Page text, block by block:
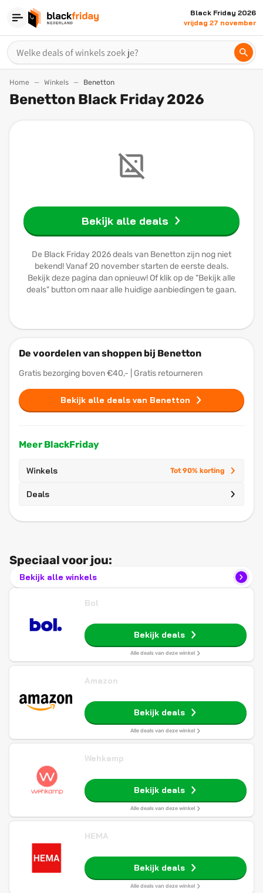
Black Friday 2026
vrijdag 27 november
Home Winkels Benetton
Benetton Black Friday 2026
Bekijk alle deals
De Black Friday 2026 deals van Benetton zijn nog niet
bekend! Vanaf 20 november starten de eerste deals.
Bekijk deze pagina dan opnieuw! Of klik op de "Bekijk alle
deals" button om naar alle huidige aanbiedingen te gaan.
De voordelen van shoppen bij Benetton
Gratis bezorging boven €40,- | Gratis retourneren
Bekijk alle deals van Benetton
Meer BlackFriday
Winkels Tot 90% korting
Deals
Speciaal voor jou:
Bekijk alle winkels
Bol
Bekijk deals
Alle deals van deze winkel
Amazon
Bekijk deals
Alle deals van deze winkel
Wehkamp
Bekijk deals
Alle deals van deze winkel
HEMA
Bekijk deals
Alle deals van deze winkel